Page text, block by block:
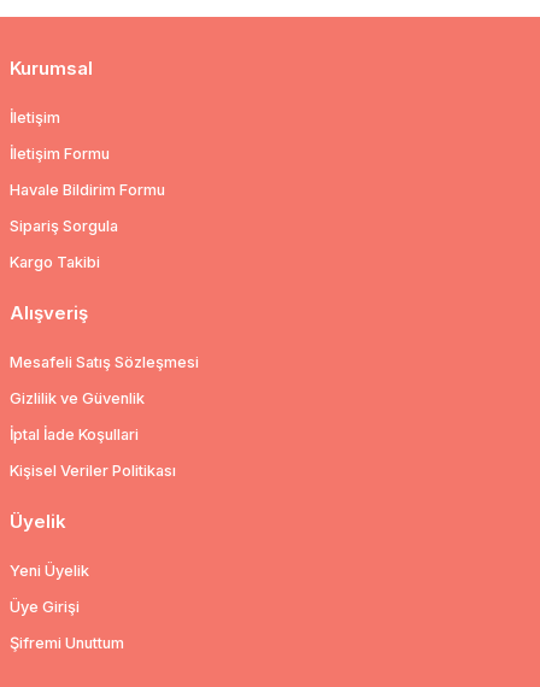
Kurumsal
İletişim
İletişim Formu
Havale Bildirim Formu
Sipariş Sorgula
Kargo Takibi
Alışveriş
Mesafeli Satış Sözleşmesi
Gizlilik ve Güvenlik
İptal İade Koşullari
Kişisel Veriler Politikası
Üyelik
Yeni Üyelik
Üye Girişi
Şifremi Unuttum